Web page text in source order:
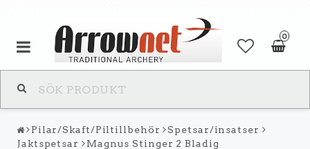
0
Pilar/Skaft/Piltillbehör
Spetsar/insatser
Jaktspetsar
Magnus Stinger 2 Bladig